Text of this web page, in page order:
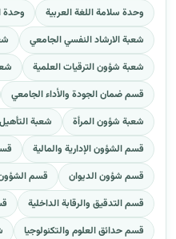
وحدة سلامة اللغة العربية
وحدة
شعبة الارشاد النفسي الجامعي
شعبة شؤون الترقيات العلمية
قسم ضمان الجودة والأداء الجامعي
شعبة شؤون المرأة
شعبة
قسم الشؤون الإدارية والمالية
قسم شؤون الديوان
قسم
قسم التدقيق والرقابة الداخلية
قسم حدائق العلوم والتكنولوجيا